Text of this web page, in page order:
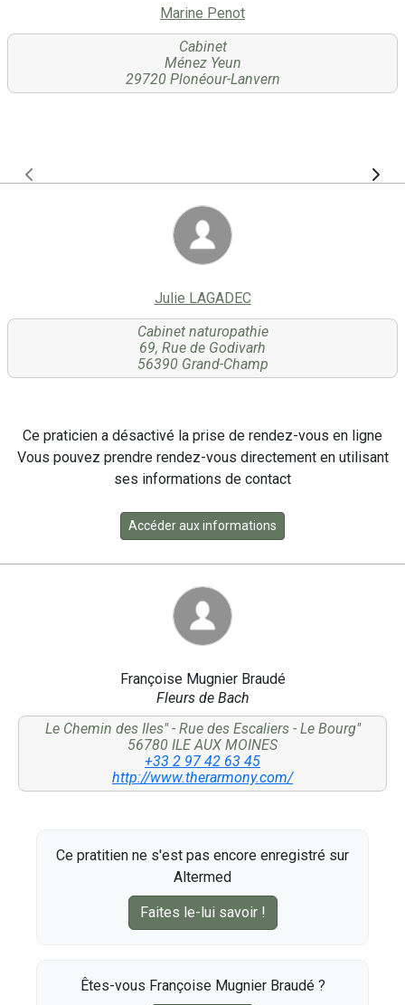
Marine Penot
Cabinet
Ménez Yeun
29720 Plonéour-Lanvern
Julie LAGADEC
Cabinet naturopathie
69, Rue de Godivarh
56390 Grand-Champ
Ce praticien a désactivé la prise de rendez-vous en ligne
Vous pouvez prendre rendez-vous directement en utilisant
ses informations de contact
Accéder aux informations
Françoise Mugnier Braudé
Fleurs de Bach
Le Chemin des Iles" - Rue des Escaliers - Le Bourg"
56780 ILE AUX MOINES
+33 2 97 42 63 45
http://www.therarmony.com/
Ce pratitien ne s'est pas encore enregistré sur
Altermed
Faites le-lui savoir !
Êtes-vous Françoise Mugnier Braudé ?